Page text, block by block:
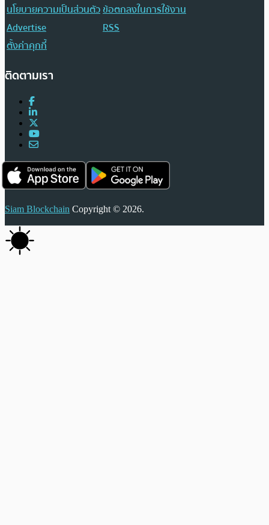
นโยบายความเป็นส่วนตัวข้อตกลงในการใช้งาน
Advertise
RSS
ตั้งค่าคุกกี้
ติดตามเรา
Siam Blockchain Copyright © 2026.